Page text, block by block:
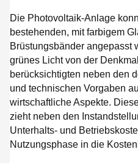
Die Photovoltaik-Anlage
bestehenden, mit farbigem
Brüstungsbänder angepasst
grünes Licht von der
berücksichtigten neben den
und technischen Vorgaben
wirtschaftliche Aspekte.
zieht neben den
Unterhalts- und
Nutzungsphase in die